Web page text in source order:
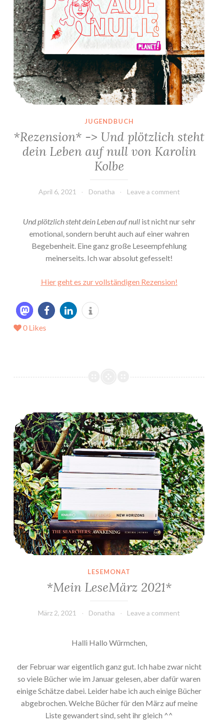
JUGENDBUCH
*Rezension* -> Und plötzlich steht
dein Leben auf null von Karolin
Kolbe
April 6, 2021 Donatha Leave a comment
Und plötzlich steht dein Leben auf nullist nicht nur sehr
emotional, sondern beruht auch auf einer wahren
Begebenheit. Eine ganz große Leseempfehlung
meinerseits. Ich war absolut gefesselt!
Hier geht es zur vollständigen Rezension!
0 Likes
*Mein LeseMärz 2021*
LESEMONAT
*Mein LeseMärz 2021*
März 2, 2021 Donatha Leave a comment
Halli Hallo Würmchen,
der Februar war eigentlich ganz gut. Ich habe zwar nicht
so viele Bücher wie im Januar gelesen, aber dafür waren
einige Schätze dabei. Leider habe ich auch einige Bücher
abgebrochen. Welche Bücher für den März auf meine
Liste gewandert sind, seht ihr gleich ^^